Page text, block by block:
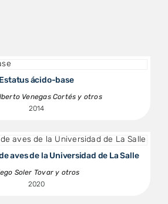
Estatus ácido-base
Venegas Cortés y otros
2014
aves de la Universidad de La Salle
Soler Tovar y otros
2020